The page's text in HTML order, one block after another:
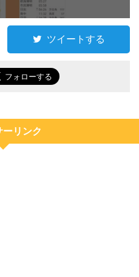
ツイートする
ーリンク